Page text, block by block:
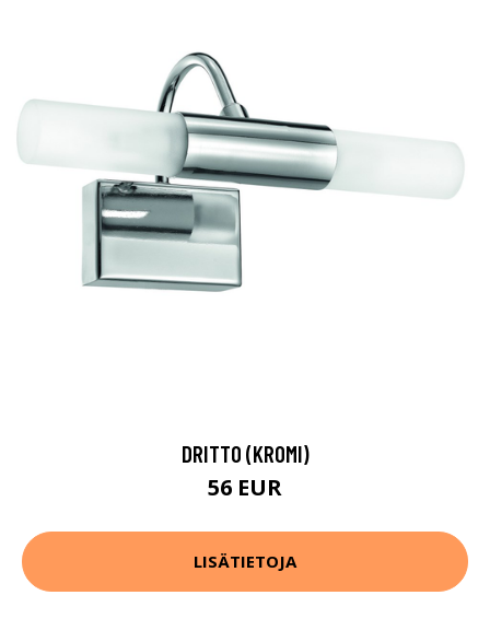
DRITTO (KROMI)
56 EUR
LISÄTIETOJA